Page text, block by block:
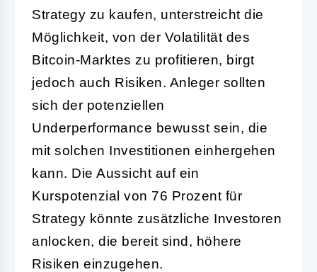
Strategy zu kaufen, unterstreicht die
Möglichkeit, von der Volatilität des
Bitcoin-Marktes zu profitieren, birgt
jedoch auch Risiken. Anleger sollten
sich der potenziellen
Underperformance bewusst sein, die
mit solchen Investitionen einhergehen
kann. Die Aussicht auf ein
Kurspotenzial von 76 Prozent für
Strategy könnte zusätzliche Investoren
anlocken, die bereit sind, höhere
Risiken einzugehen.